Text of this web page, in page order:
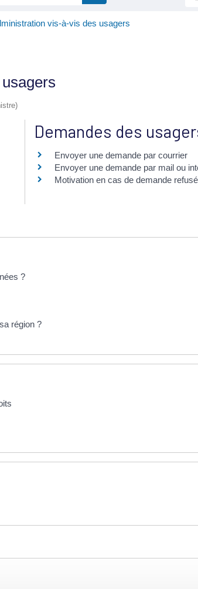
vis-à-vis des usagers
Demandes des
Envoyer une demande par courrier
Envoyer une demande par mail ou
Motivation en cas de demande
?
région ?